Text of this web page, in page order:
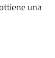
una